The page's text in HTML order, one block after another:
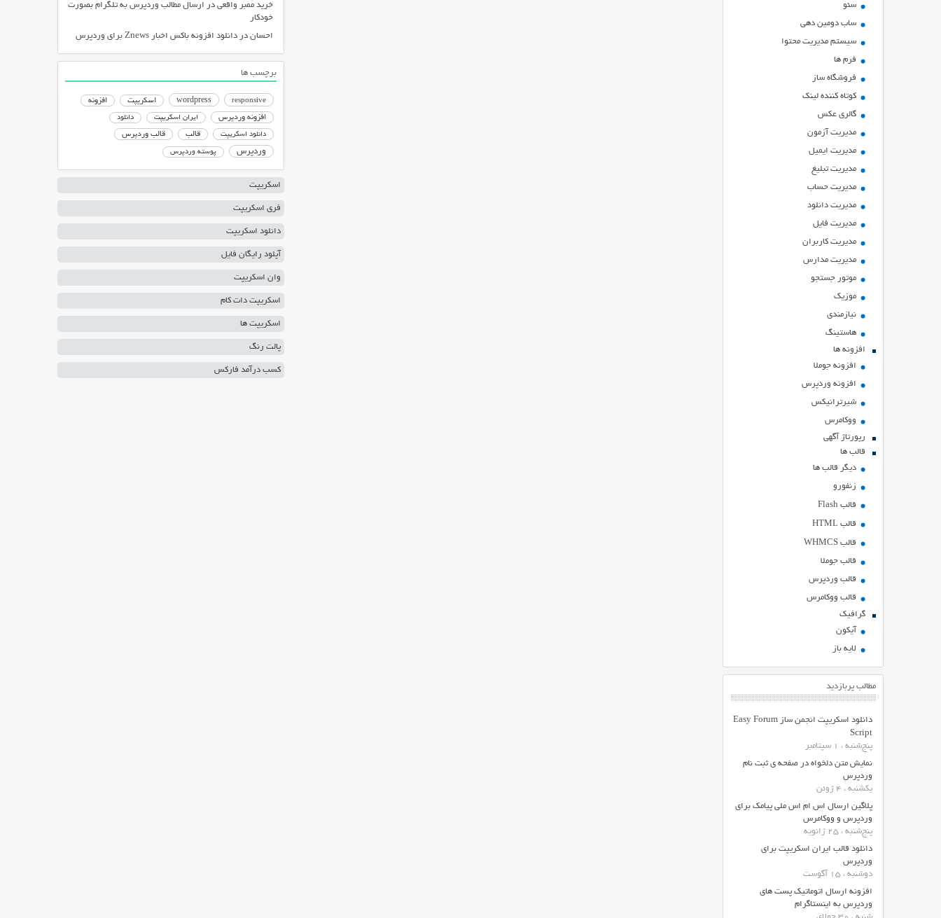
سئو
ساب دومین دهی
سیستم مدیریت محتوا
فرم ها
فروشگاه ساز
کوتاه کننده لینک
گالری عکس
مدیریت آزمون
مدیریت ایمیل
مدیریت تبلیغ
مدیریت حساب
مدیریت دانلود
مدیریت فایل
مدیریت کاربران
مدیریت مدارس
موتور جستجو
موزیک
نیازمندی
هاستينگ
افزونه ها
افزونه جوملا
افزونه وردپرس
شیرترانیکس
ووکامرس
رپورتاژ آگهی
قالب ها
دیگر قالب ها
زنفورو
قالب Flash
قالب HTML
قالب WHMCS
قالب جوملا
قالب وردپرس
قالب ووکامرس
گرافیک
آیکون
لایه باز
مطالب پربازدید
دانلود اسکریپت انجمن ساز Easy Forum
Script
پنج‌شنبه ، 1 سپتامبر
نمایش متن دلخواه در صفحه ی ثبت نام
وردپرس
یکشنبه ، 4 ژوئن
پلاگین ارسال اس ام اس ملی پیامک برای
وردپرس و ووکامرس
پنج‌شنبه ، 25 ژانویه
دانلود قالب ایران اسکریپت برای
وردپرس
دوشنبه ، 15 آگوست
افزونه ارسال اتوماتیک پست های
وردپرس به اینستاگرام
خرید ممبر واقعی در ارسال مطالب وردپرس به تلگرام بصورت
خودکار
احسان در دانلود افزونه باکس اخبار Znews برای وردپرس
برچسب ها
responsive
wordpress اسکریپت
افزونه
افزونه وردپرس
ایران اسکریپت دانلود
دانلود اسکریپت قالب قالب وردپرس
وردپرس پوسته وردپرس
اسکریپت
فری اسکریپت
دانلود اسکریپت
آپلود رایگان فایل
وان اسکریپت
اسکریپت دات کام
اسکریپت ها
پالت رنگ
کسب درآمد فارکس